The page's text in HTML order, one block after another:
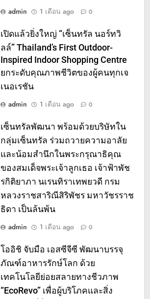
admin
1 เดือน ago 0
เปิดแล้วยิ่งใหญ่ “เซ็นทรัล นอร์ทวิ
ลล์” Thailand’s First Outdoor-
Inspired Indoor Shopping Centre
ยกระดับคุณภาพชีวิตของผู้คนทุกเจ
เนอเรชัน
admin
1 เดือน ago 0
เซ็นทรัลพัฒนา พร้อมด้วยบริษัทใน
กลุ่มเซ็นทรัล ร่วมถวายความอาลัย
และน้อมสำนึกในพระกรุณาธิคุณ
ของสมเด็จพระเจ้าลูกเธอ เจ้าฟ้าพัช
รกิติยาภา นเรนทิราเทพยวดี กรม
หลวงราชสาริณีสิริพัชร มหาวัชรราช
ธิดา เป็นล้นพ้น
admin
1 เดือน ago 0
โออิชิ จับมือ เอสซีจีซี พัฒนาบรรจุ
ภัณฑ์อาหารรักษ์โลก ด้วย
เทคโนโลยีย่อยสลายทางชีวภาพ
“EcoRevo” เพื่อผู้บริโภคและสิ่ง